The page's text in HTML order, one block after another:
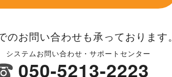
のお問い合わせも承っております。
システムお問い合わせ・サポートセンター
050-5213-2223